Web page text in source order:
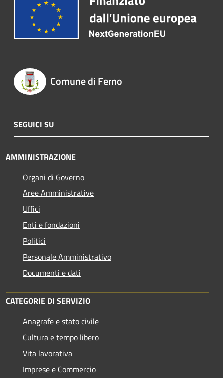
Comune di Ferno
SEGUICI SU
AMMINISTRAZIONE
Organi di Governo
Aree Amministrative
Uffici
Enti e fondazioni
Politici
Personale Amministrativo
Documenti e dati
CATEGORIE DI SERVIZIO
Anagrafe e stato civile
Cultura e tempo libero
Vita lavorativa
Imprese e Commercio